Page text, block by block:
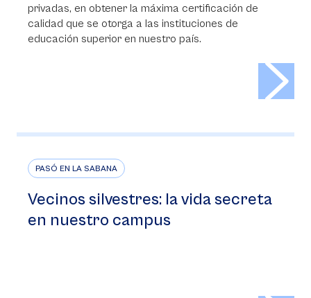
privadas, en obtener la máxima certificación de
calidad que se otorga a las instituciones de
educación superior en nuestro país.
PASÓ EN LA SABANA
Vecinos silvestres: la vida secreta
en nuestro campus